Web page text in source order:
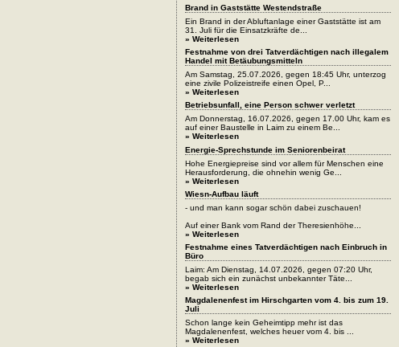
Brand in Gaststätte Westendstraße
Ein Brand in der Abluftanlage einer Gaststätte ist am
31. Juli für die Einsatzkräfte de...
» Weiterlesen
Festnahme von drei Tatverdächtigen nach illegalem
Handel mit Betäubungsmitteln
Am Samstag, 25.07.2026, gegen 18:45 Uhr, unterzog
eine zivile Polizeistreife einen Opel, P...
» Weiterlesen
Betriebsunfall, eine Person schwer verletzt
Am Donnerstag, 16.07.2026, gegen 17.00 Uhr, kam es
auf einer Baustelle in Laim zu einem Be...
» Weiterlesen
Energie-Sprechstunde im Seniorenbeirat
Hohe Energiepreise sind vor allem für Menschen eine
Herausforderung, die ohnehin wenig Ge...
» Weiterlesen
Wiesn-Aufbau läuft
- und man kann sogar schön dabei zuschauen!
Auf einer Bank vom Rand der Theresienhöhe...
» Weiterlesen
Festnahme eines Tatverdächtigen nach Einbruch in
Büro
Laim: Am Dienstag, 14.07.2026, gegen 07:20 Uhr,
begab sich ein zunächst unbekannter Täte...
» Weiterlesen
Magdalenenfest im Hirschgarten vom 4. bis zum 19.
Juli
Schon lange kein Geheimtipp mehr ist das
Magdalenenfest, welches heuer vom 4. bis ...
» Weiterlesen